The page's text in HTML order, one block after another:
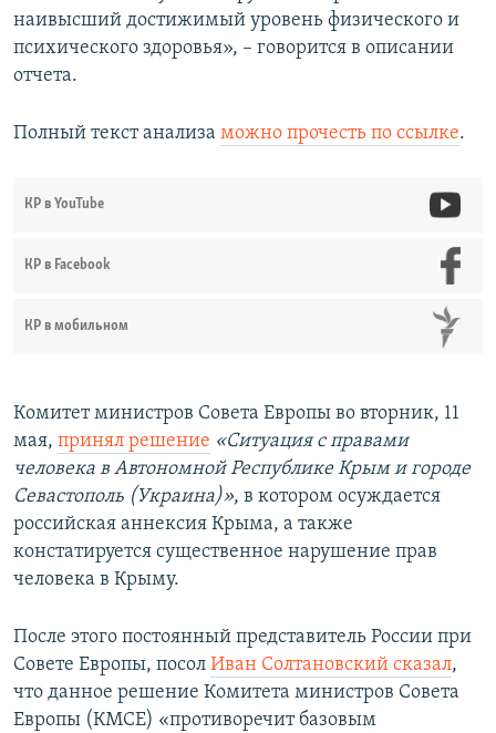
наивысший достижимый уровень физического и
психического здоровья», – говорится в описании
отчета.
Полный текст анализа можно прочесть по ссылке.
КР в YouTube
КР в Facebook
КР в мобильном
Комитет министров Совета Европы во вторник, 11
мая, принял решение «Ситуация с правами
человека в Автономной Республике Крым и городе
Севастополь (Украина)», в котором осуждается
российская аннексия Крыма, а также
констатируется существенное нарушение прав
человека в Крыму.
После этого постоянный представитель России при
Совете Европы, посол Иван Солтановский сказал,
что данное решение Комитета министров Совета
Европы (КМСЕ) «противоречит базовым